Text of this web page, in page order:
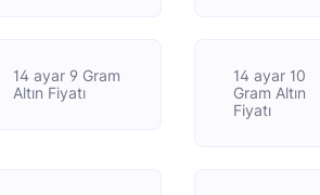
14 ayar 9 Gram
Altın Fiyatı
14 ayar 10
Gram Altın
Fiyatı